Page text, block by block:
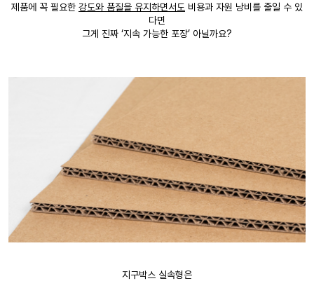
제품에 꼭 필요한 강도와 품질을 유지하면서도 비용과 자원 낭비를 줄일 수 있
다면
그게 진짜 ‘지속 가능한 포장’ 아닐까요?
지구박스 실속형은